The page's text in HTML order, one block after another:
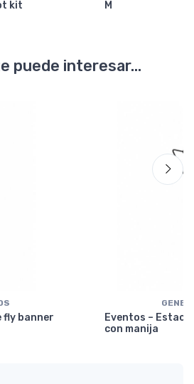
kit
M
puede interesar...
fly banner
Eventos –
con manija